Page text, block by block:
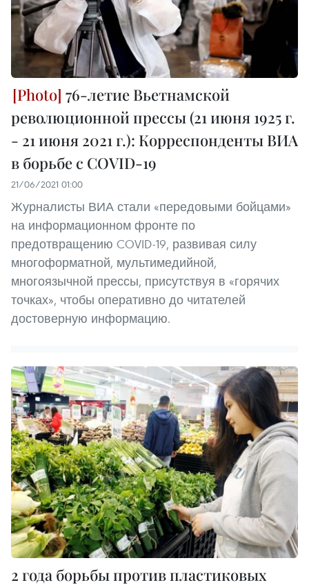
76-летие Вьетнамской
революционной прессы (21 июня 1925 г.
- 21 июня 2021 г.): Корреспонденты ВИА
в борьбе с COVID-19
21/06/2021 01:00
Журналисты ВИА стали «передовыми бойцами»
на информационном фронте по
предотвращению COVID-19, развивая силу
многоформатной, мультимедийной,
многоязычной прессы, присутствуя в «горячих
точках», чтобы оперативно до читателей
достоверную информацию.
2 года борьбы против пластиковых